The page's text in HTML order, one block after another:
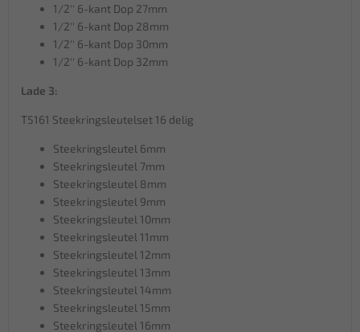
1/2'' 6-kant Dop 27mm
1/2'' 6-kant Dop 28mm
1/2'' 6-kant Dop 30mm
1/2'' 6-kant Dop 32mm
Lade 3:
T5161 Steekringsleutelset 16 delig
Steekringsleutel 6mm
Steekringsleutel 7mm
Steekringsleutel 8mm
Steekringsleutel 9mm
Steekringsleutel 10mm
Steekringsleutel 11mm
Steekringsleutel 12mm
Steekringsleutel 13mm
Steekringsleutel 14mm
Steekringsleutel 15mm
Steekringsleutel 16mm